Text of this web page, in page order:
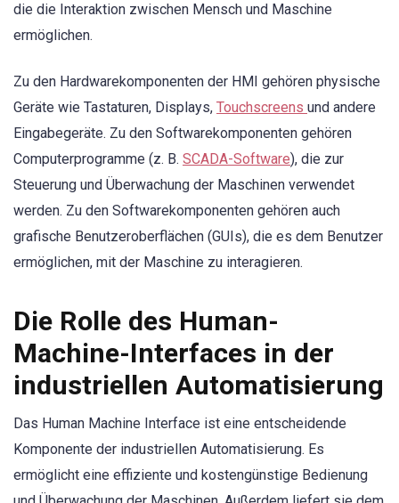
die die Interaktion zwischen Mensch und Maschine
ermöglichen.
Zu den Hardwarekomponenten der HMI gehören physische
Geräte wie Tastaturen, Displays, Touchscreens und andere
Eingabegeräte. Zu den Softwarekomponenten gehören
Computerprogramme (z. B. SCADA-Software), die zur
Steuerung und Überwachung der Maschinen verwendet
werden. Zu den Softwarekomponenten gehören auch
grafische Benutzeroberflächen (GUIs), die es dem Benutzer
ermöglichen, mit der Maschine zu interagieren.
Die Rolle des Human-
Machine-Interfaces in der
industriellen Automatisierung
Das Human Machine Interface ist eine entscheidende
Komponente der industriellen Automatisierung. Es
ermöglicht eine effiziente und kostengünstige Bedienung